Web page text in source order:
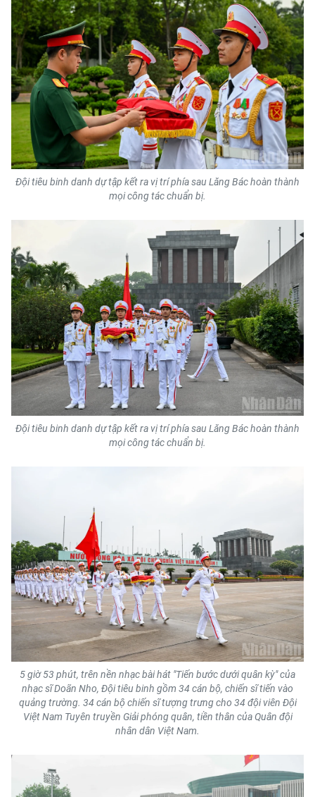
Duyên hải Nam Trung Bộ và Tây
Nguyên
Đông Nam Bộ
Đồng bằng sông Cửu Long
Chuyên trang Hà Nội
Chuyên trang TP. Hồ Chí Minh
VỀ BÁO NHÂN DÂN
THỜI NAY
NHÂN DÂN CUỐI TUẦN
NHÂN DÂN HẰNG THÁNG
MUA BÁO
FRANÇAIS
РУССКИЙ
ESPAÑOL
한국어
Đội tiêu binh danh dự tập kết ra vị trí phía sau Lăng Bác hoàn thành
mọi công tác chuẩn bị.
Đội tiêu binh danh dự tập kết ra vị trí phía sau Lăng Bác hoàn thành
mọi công tác chuẩn bị.
5 giờ 53 phút, trên nền nhạc bài hát "Tiến bước dưới quân kỳ" của
nhạc sĩ Doãn Nho, Đội tiêu binh gồm 34 cán bộ, chiến sĩ tiến vào
quảng trường. 34 cán bộ chiến sĩ tượng trưng cho 34 đội viên Đội
Việt Nam Tuyên truyền Giải phóng quân, tiền thân của Quân đội
nhân dân Việt Nam.